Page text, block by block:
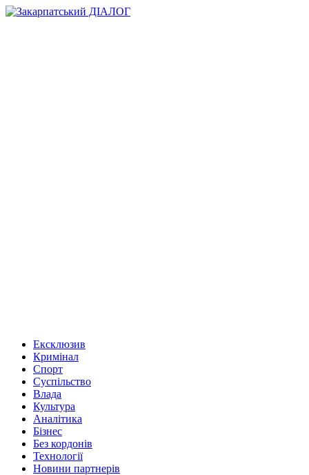
Ексклюзив
Кримінал
Спорт
Суспільство
Влада
Культура
Аналітика
Бізнес
Без кордонів
Технології
Новини партнерів